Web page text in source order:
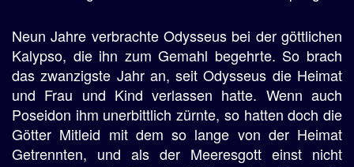
Neun Jahre verbrachte Odysseus bei der göttlichen
Kalypso, die ihn zum Gemahl begehrte. So brach
das zwanzigste Jahr an, seit Odysseus die Heimat
und Frau und Kind verlassen hatte. Wenn auch
Poseidon ihm unerbittlich zürnte, so hatten doch die
Götter Mitleid mit dem so lange von der Heimat
Getrennten, und als der Meeresgott einst nicht